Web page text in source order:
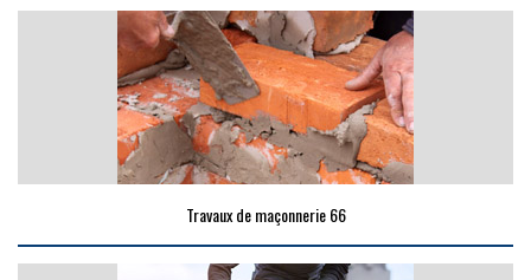
Travaux de maçonnerie 66